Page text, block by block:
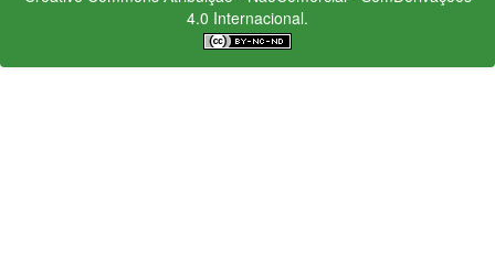
4.0 Internacional.